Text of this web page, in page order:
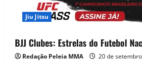
Jiu Jitsu
BJJ Clubes: Estrelas do Futebol
Redação Peleia MMA 20 de